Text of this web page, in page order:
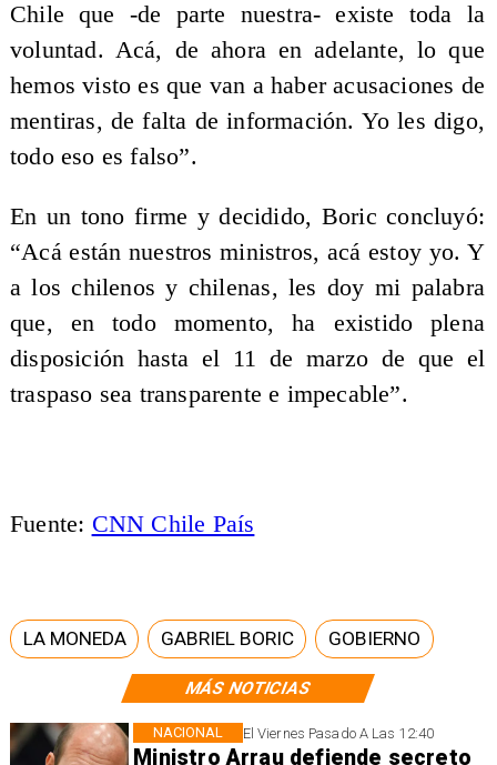
MÁS NOTICIAS
El Viernes Pasado A Las 12:40
Ministro Arrau defiende secreto
NACIONAL
Chile que -de parte nuestra- existe toda la
voluntad. Acá, de ahora en adelante, lo que
hemos visto es que van a haber acusaciones de
mentiras, de falta de información. Yo les digo,
todo eso es falso”.
En un tono firme y decidido, Boric concluyó:
“Acá están nuestros ministros, acá estoy yo. Y
a los chilenos y chilenas, les doy mi palabra
que, en todo momento, ha existido plena
disposición hasta el 11 de marzo de que el
traspaso sea transparente e impecable”.
Fuente: CNN Chile País
LA MONEDA GABRIEL BORIC GOBIERNO